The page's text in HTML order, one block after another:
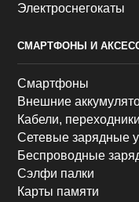
Электроснегокаты
СМАРТФОНЫ И
Смартфоны
Внешние
Кабели,
Сетевые зарядные
Беспроводные
Сэлфи палки
Карты памяти